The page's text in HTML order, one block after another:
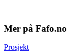
Mer på Fafo.no
Prosjekt